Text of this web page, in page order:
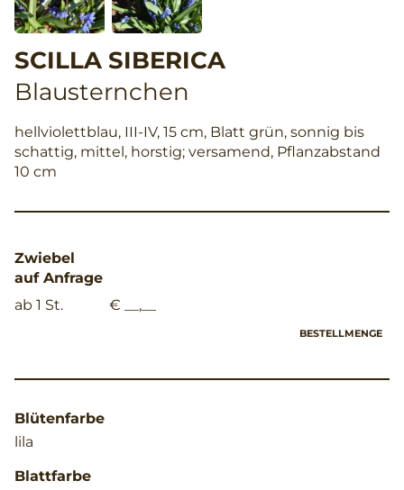
SCILLA SIBERICA
Blausternchen
hellviolettblau, III-IV, 15 cm, Blatt grün, sonnig bis
schattig, mittel, horstig; versamend, Pflanzabstand
10 cm
Zwiebel
auf Anfrage
ab 1 St.
€ __,__
BESTELLMENGE
Blütenfarbe
lila
Blattfarbe